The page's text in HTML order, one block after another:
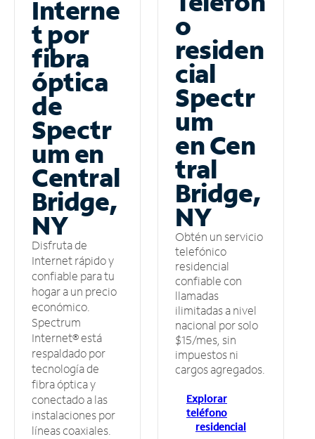
Interne
t por
fibra
óptica
de
Spectr
um en
Central
Bridge,
NY
Disfruta de
Internet rápido y
confiable para tu
hogar a un precio
económico.
Spectrum
Internet® está
respaldado por
tecnología de
fibra óptica y
conectado a las
instalaciones por
líneas coaxiales.
o
residen
cial
Spectr
um
en Cen
tral
Bridge,
NY
Obtén un servicio
telefónico
residencial
confiable con
llamadas
ilimitadas a nivel
nacional por solo
$15/mes, sin
impuestos ni
cargos agregados.
Explorar
teléfono
residencial